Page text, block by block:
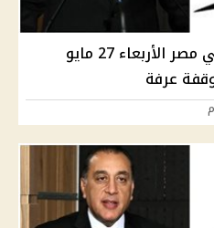
موعد عيد الأضحى 2026 في مصر الأربعاء 27 مايو
عرفة